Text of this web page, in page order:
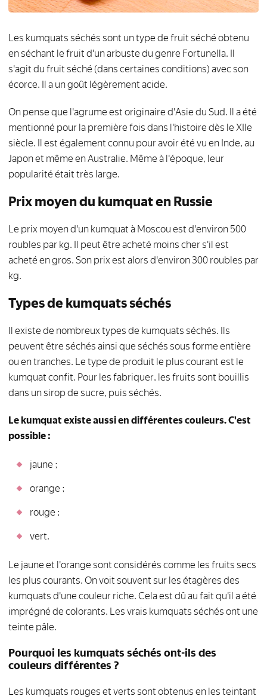
Les kumquats séchés sont un type de fruit séché obtenu
en séchant le fruit d'un arbuste du genre Fortunella. Il
s'agit du fruit séché (dans certaines conditions) avec son
écorce. Il a un goût légèrement acide.
On pense que l'agrume est originaire d'Asie du Sud. Il a été
mentionné pour la première fois dans l'histoire dès le XIIe
siècle. Il est également connu pour avoir été vu en Inde, au
Japon et même en Australie. Même à l'époque, leur
popularité était très large.
Prix moyen du kumquat en Russie
Le prix moyen d'un kumquat à Moscou est d'environ 500
roubles par kg. Il peut être acheté moins cher s'il est
acheté en gros. Son prix est alors d'environ 300 roubles par
kg.
Types de kumquats séchés
Il existe de nombreux types de kumquats séchés. Ils
peuvent être séchés ainsi que séchés sous forme entière
ou en tranches. Le type de produit le plus courant est le
kumquat confit. Pour les fabriquer, les fruits sont bouillis
dans un sirop de sucre, puis séchés.
Le kumquat existe aussi en différentes couleurs. C'est
possible :
jaune ;
orange ;
rouge ;
vert.
Le jaune et l'orange sont considérés comme les fruits secs
les plus courants. On voit souvent sur les étagères des
kumquats d'une couleur riche. Cela est dû au fait qu'il a été
imprégné de colorants. Les vrais kumquats séchés ont une
teinte pâle.
Pourquoi les kumquats séchés ont-ils des
couleurs différentes ?
Les kumquats rouges et verts sont obtenus en les teintant